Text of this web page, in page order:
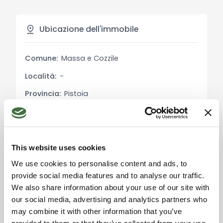
This website uses cookies
We use cookies to personalise content and ads, to
provide social media features and to analyse our traffic.
We also share information about your use of our site with
our social media, advertising and analytics partners who
may combine it with other information that you’ve
L'esterno della proprietà è altrettanto
affascinante, con un giardino terrazzato che
rilassarsi mentre si gode della vista sulla valle
sottostante. La terrazza coperta con tavolo e
qualsiasi momento della giornata. La proprietà è
circondata da un paesaggio mozzafiato, con
vista sulla Valdinievole, i borghi e le piccole città
Usi e Potenzialità:
Questa proprietà è perfetta come seconda casa
o come opportunità di affitto per le vacanze,
grazie alla sua posizione tranquilla ma comoda
vicino alle principali attrazioni turistiche della zona.
Ubicazione dell'immobile
Comune: Massa e Cozzile
Località: -
Provincia: Pistoia
Regione:
Stato: Italia
Accetta i cookie di
marketing per usare la
mappa. Click qui per
accettarli.